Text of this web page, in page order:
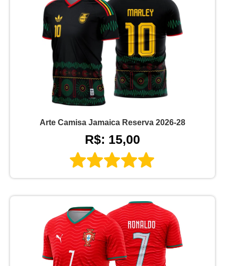
Arte Camisa Jamaica Reserva 2026-28
R$: 15,00